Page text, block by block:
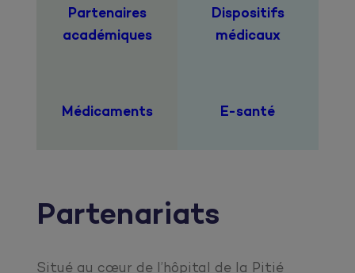
Partenaires
académiques
Dispositifs
médicaux
Médicaments E-santé
Partenariats
Situé au cœur de l’hôpital de la Pitié